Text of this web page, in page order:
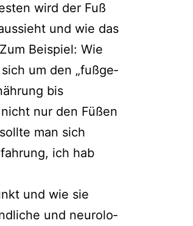
wird der Fuß
und wie das
Beispiel: Wie
um den „fuß­ge­
bis
nur den Füßen
man sich
ich hab
und wie sie
und neu­ro­lo­